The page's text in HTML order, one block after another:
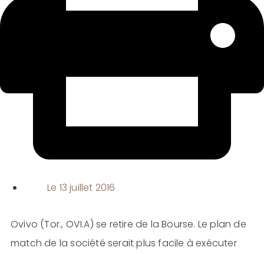
Le 13 juillet 2016
Ovivo (Tor., OVI.A) se retire de la Bourse. Le plan de
match de la société serait plus facile à exécuter